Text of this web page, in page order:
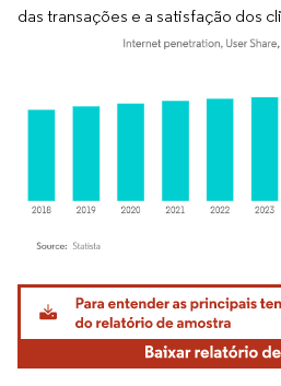
das transações e a satisfação dos
Imagem © Mordor Intelligence. O reuso